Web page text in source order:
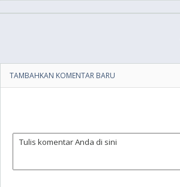
TAMBAHKAN KOMENTAR BARU